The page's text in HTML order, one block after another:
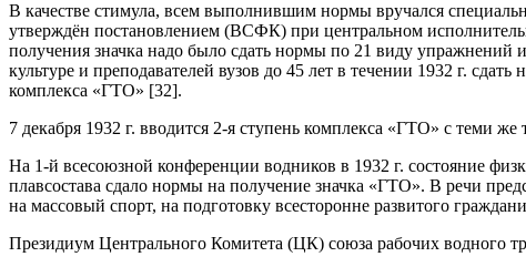
В качестве стимула, всем выполнившим нормы вручался
утверждён постановлением (ВСФК) при центральном
получения значка надо было сдать нормы по 21 виду упражнений
культуре и преподавателей вузов до 45 лет в течении 1932 г.
комплекса «ГТО» [32].
7 декабря 1932 г. вводится 2-я ступень комплекса «ГТО» с теми
На 1-й всесоюзной конференции водников в 1932 г. состояние
плавсостава сдало нормы на получение значка «ГТО». В речи
на массовый спорт, на подготовку всесторонне развитого
Президиум Центрального Комитета (ЦК) союза рабочих водного